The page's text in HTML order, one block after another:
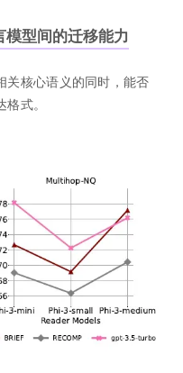
型间的迁移能力
关核心语义的同时，能否
式。